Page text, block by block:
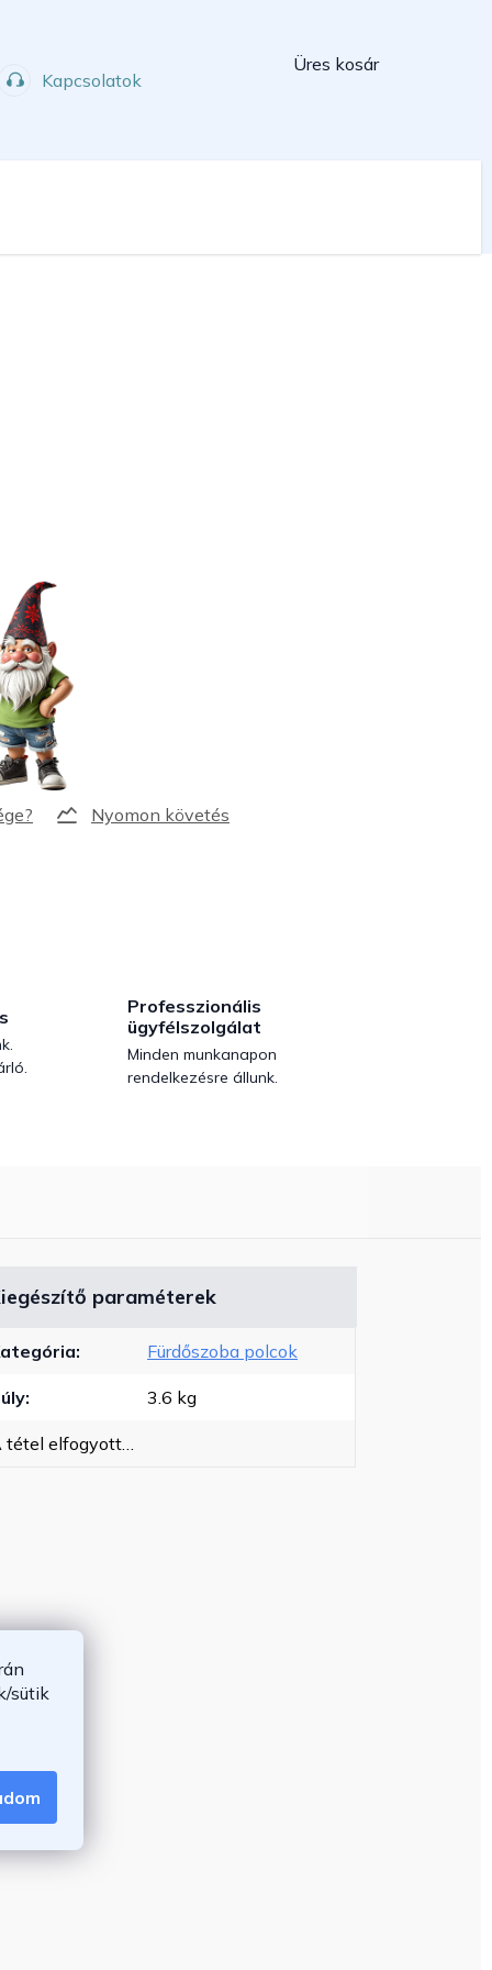
sütik
Kapcsolatok
Kosár
Üres kosár
Nyomon követés
Professzionális
ügyfélszolgálat
Minden munkanapon
rendelkezésre állunk.
paraméterek
: Fürdőszoba polcok
: 3.6 kg
tétel elfogyott…